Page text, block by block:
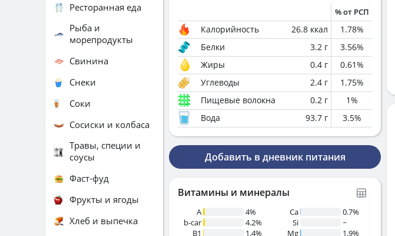
% от РСП
Калорийность 26.8 ккал 1.78%
Белки
3.2 г 3.56%
Жиры
0.4 г 0.61%
Углеводы
2.4 г 1.75%
Пищевые волокна
0.2 г 1%
Вода
93.7 г 3.5%
Добавить в дневник питания
Витамины и минералы
A
4%
b-car
4.2%
В1
1.4%
Ca
0.7%
Si
~
Mg
1.9%
Ресторанная еда
Рыба и
морепродукты
Свинина
Снеки
Соки
Сосиски и колбаса
Травы, специи и
соусы
Фаст-фуд
Фрукты и ягоды
Хлеб и выпечка